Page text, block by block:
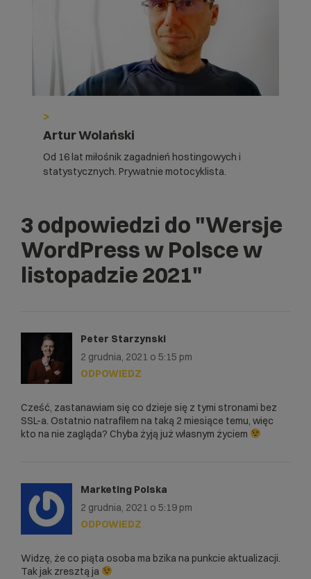
>
Artur Wolański
Od 16 lat miłośnik zagadnień hostingowych i
statystycznych. Prywatnie motocyklista.
3 odpowiedzi do "Wersje
WordPress w Polsce w
listopadzie 2021"
Peter Starzynski
2 grudnia, 2021 o 5:15 pm
Cześć, zastanawiam się co dzieje się z tymi stronami bez
SSL-a. Ostatnio natrafiłem na taką 2 miesiące temu, więc
kto na nie zagląda? Chyba żyją już własnym życiem
ODPOWIEDZ
Marketing Polska
2 grudnia, 2021 o 5:19 pm
Widzę, że co piąta osoba ma bzika na punkcie aktualizacji.
Tak jak zresztą ja
ODPOWIEDZ